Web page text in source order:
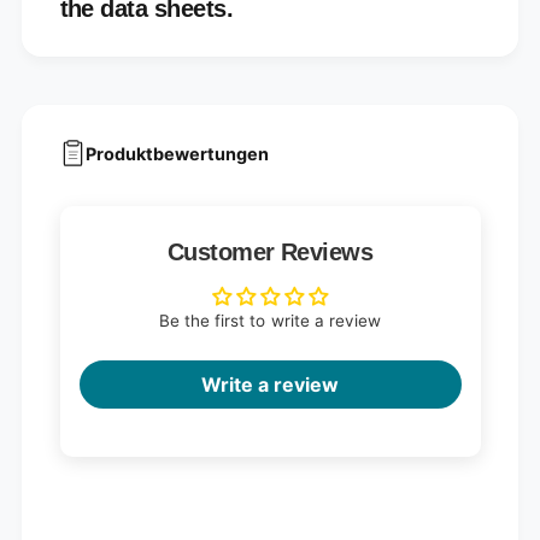
the data sheets.
Produktbewertungen
Customer Reviews
Be the first to write a review
Write a review